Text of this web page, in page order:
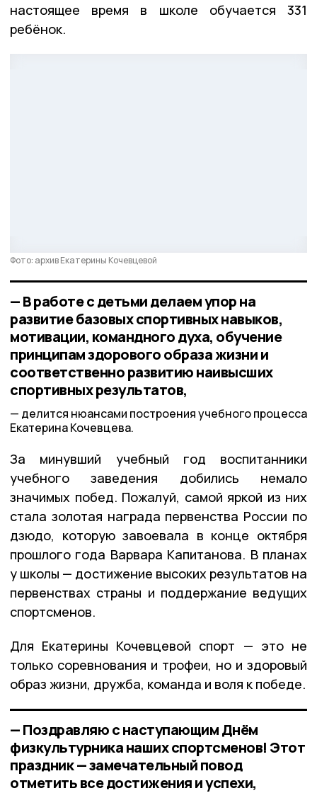
настоящее время в школе обучается 331
ребёнок.
Фото: архив Екатерины Кочевцевой
— В работе с детьми делаем упор на
развитие базовых спортивных навыков,
мотивации, командного духа, обучение
принципам здорового образа жизни и
соответственно развитию наивысших
спортивных результатов,
делится нюансами построения учебного процесса
Екатерина Кочевцева.
За минувший учебный год воспитанники
учебного заведения добились немало
значимых побед. Пожалуй, самой яркой из них
стала золотая награда первенства России по
дзюдо, которую завоевала в конце октября
прошлого года Варвара Капитанова. В планах
у школы — достижение высоких результатов на
первенствах страны и поддержание ведущих
спортсменов.
Для Екатерины Кочевцевой спорт — это не
только соревнования и трофеи, но и здоровый
образ жизни, дружба, команда и воля к победе.
— Поздравляю с наступающим Днём
физкультурника наших спортсменов! Этот
праздник — замечательный повод
отметить все достижения и успехи,